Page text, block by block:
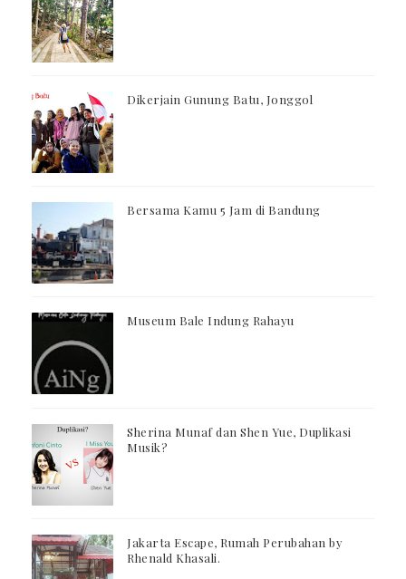
Dikerjain Gunung Batu, Jonggol
Bersama Kamu 5 Jam di Bandung
Museum Bale Indung Rahayu
Sherina Munaf dan Shen Yue, Duplikasi
Musik?
Jakarta Escape, Rumah Perubahan by
Rhenald Khasali.